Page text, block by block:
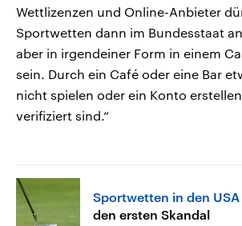
Wettlizenzen und Online-Anbieter
Sportwetten dann im Bundesstaat
aber in irgendeiner Form in einem
sein. Durch ein Café oder eine Bar
nicht spielen oder ein Konto
verifiziert sind.“
Sportwetten in den USA
den ersten Skandal